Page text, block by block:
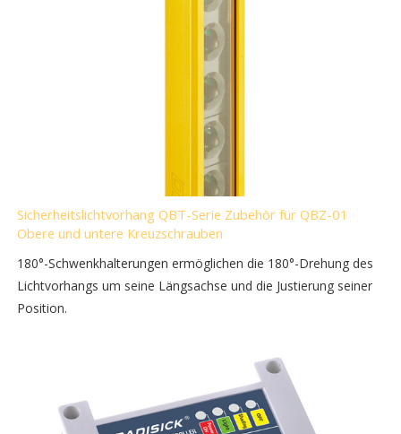
Sicherheitslichtvorhang QBT-Serie Zubehör für QBZ-01
Obere und untere Kreuzschrauben
180°-Schwenkhalterungen ermöglichen die 180°-Drehung des
Lichtvorhangs um seine Längsachse und die Justierung seiner
Position.